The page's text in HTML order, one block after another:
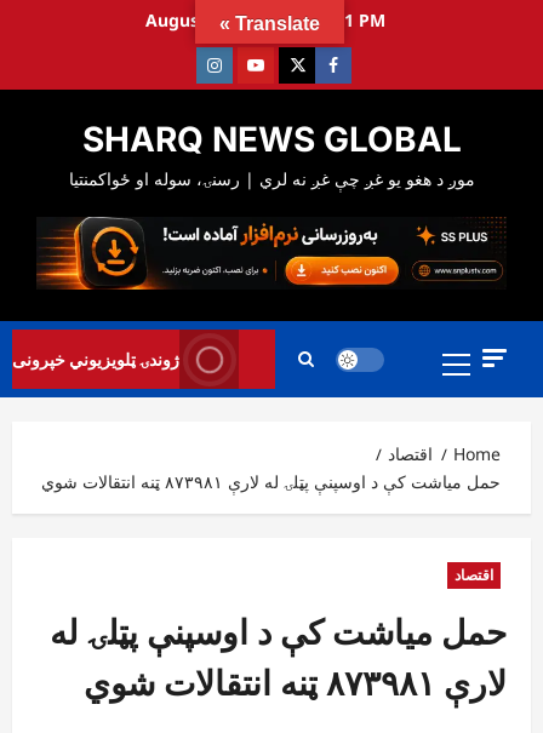
August 7, 2026 11:12:22 PM
Facebook
Twitter
Youtube
Instagram
SHARQ NEWS GLOBAL
Primary
ژوندۍ ټلویزیوني خپرونی
Home
اقتصاد
حمل میاشت کې د اوسپنې پټلۍ له لارې ۸۷۳۹۸۱ ټنه انتقالات شوي
اقتصاد
حمل میاشت کې د اوسپنې پټلۍ له
لارې ۸۷۳۹۸۱ ټنه انتقالات شوي
Translate »